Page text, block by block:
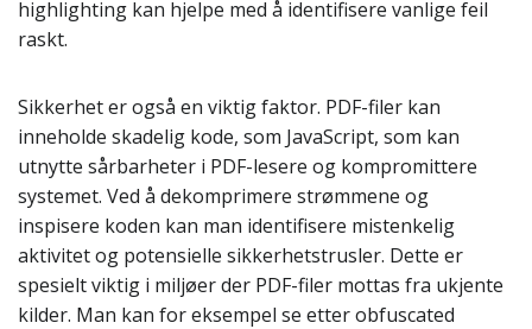
highlighting kan hjelpe med å identifisere vanlige feil
raskt.
Sikkerhet er også en viktig faktor. PDF-filer kan
inneholde skadelig kode, som JavaScript, som kan
utnytte sårbarheter i PDF-lesere og kompromittere
systemet. Ved å dekomprimere strømmene og
inspisere koden kan man identifisere mistenkelig
aktivitet og potensielle sikkerhetstrusler. Dette er
spesielt viktig i miljøer der PDF-filer mottas fra ukjente
kilder. Man kan for eksempel se etter obfuscated